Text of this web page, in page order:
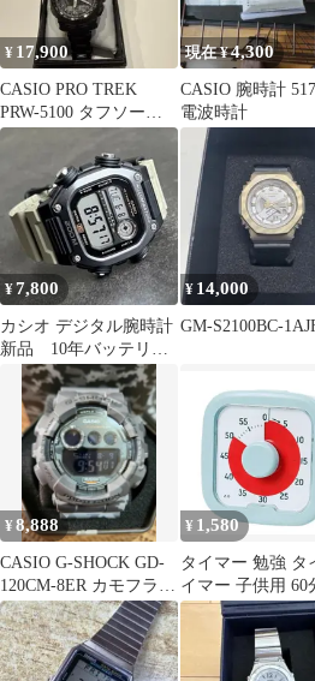
¥ 17,900
CASIO PRO TREK
PRW-5100 タフソーラ
ー 電波時計
現在 ¥4,300
CASIO 腕時計
電波時計
¥7,800
カシオ デジタル腕時計
新品 10年バッテリ
ー 海外輸入メンズモ
デル 希少品
¥ 14,000
GM-S2100BC-
¥8,888
CASIO G-SHOCK GD-
120CM-8ER カモフラー
ジュ
¥ 1,580
タイマー 勉強 タ
イマー 子供用 60
時間管理 簡単
ブルー